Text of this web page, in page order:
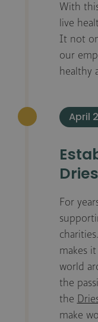
With
live
It not
our
healthy
April
For
makes
world
the
the
make